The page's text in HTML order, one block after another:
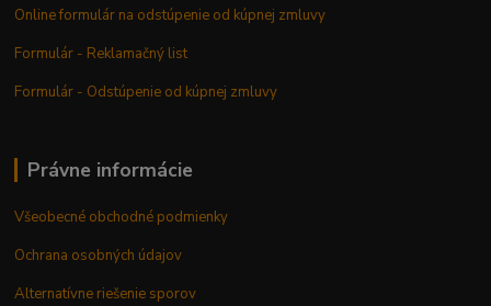
Online formulár na odstúpenie od kúpnej zmluvy
Formulár - Reklamačný list
Formulár - Odstúpenie od kúpnej zmluvy
Právne informácie
Všeobecné obchodné podmienky
Ochrana osobných údajov
Alternatívne riešenie sporov